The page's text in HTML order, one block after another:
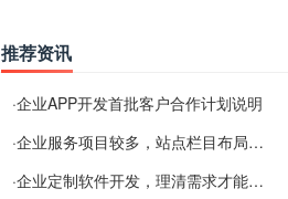
推荐资讯
·企业APP开发首批客户合作计划说明
·企业服务项目较多，站点栏目布局规划参考思路
·企业定制软件开发，理清需求才能提升数字化落地效率